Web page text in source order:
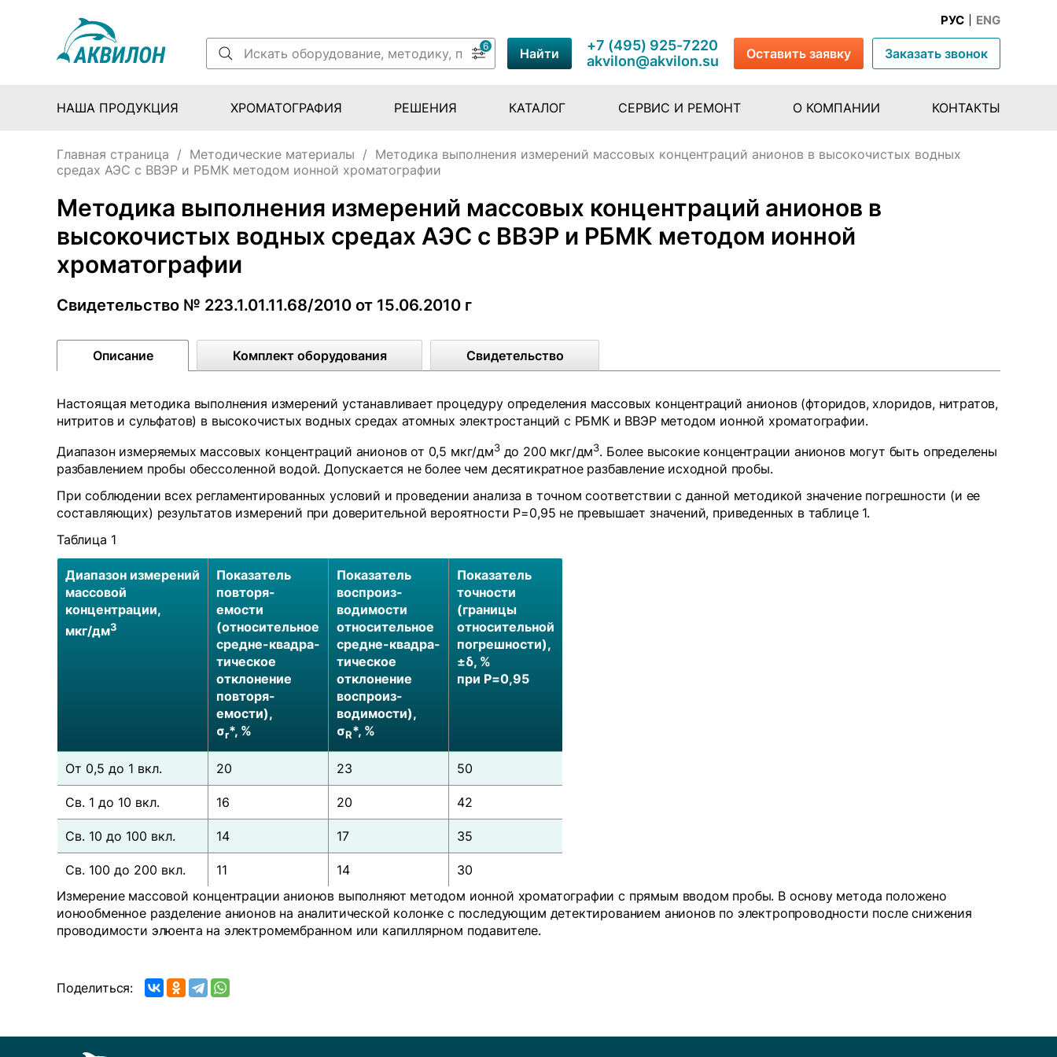
РУС ENG
6 Найти
+7 (495) 925-7220
akvilon@akvilon.su
Оставить заявку Заказать звонок
НАША ПРОДУКЦИЯ ХРОМАТОГРАФИЯ РЕШЕНИЯ КАТАЛОГ СЕРВИС И РЕМОНТ О КОМПАНИИ КОНТАКТЫ
Главная страница / Методические материалы / Методика выполнения измерений массовых концентраций анионов в высокочистых водных
средах АЭС с ВВЭР и РБМК методом ионной хроматографии
Методика выполнения измерений массовых концентраций анионов в
высокочистых водных средах АЭС с ВВЭР и РБМК методом ионной
хроматографии
Свидетельство № 223.1.01.11.68/2010 от 15.06.2010 г
Описание Комплект оборудования Свидетельство
Настоящая методика выполнения измерений устанавливает процедуру определения массовых концентраций анионов (фторидов, хлоридов, нитратов,
нитритов и сульфатов) в высокочистых водных средах атомных электростанций с РБМК и ВВЭР методом ионной хроматографии.
Диапазон измеряемых массовых концентраций анионов от 0,5 мкг/дм3до 200 мкг/дм3. Более высокие концентрации анионов могут быть определены
разбавлением пробы обессоленной водой. Допускается не более чем десятикратное разбавление исходной пробы.
При соблюдении всех регламентированных условий и проведении анализа в точном соответствии с данной методикой значение погрешности (и ее
составляющих) результатов измерений при доверительной вероятности Р=0,95 не превышает значений, приведенных в таблице 1.
Таблица 1
Диапазон измерений
массовой
концентрации,
мкг/дм3
Показатель
повторя-
емости
(относительное
средне-квадра-
тическое
отклонение
повторя-
емости),
σr*, %
Показатель
воспроиз-
водимости
относительное
средне-квадра-
тическое
отклонение
воспроиз-
водимости),
σR*, %
Показатель
точности
(границы
относительной
погрешности),
±δ, %
при Р=0,95
От 0,5 до 1 вкл. 20 23 50
Св. 1 до 10 вкл. 16 20 42
Св. 10 до 100 вкл. 14 17 35
Св. 100 до 200 вкл. 11 14
30
Измерение массовой концентрации анионов выполняют методом ионной хроматографии с прямым вводом пробы. В основу метода положено
ионообменное разделение анионов на аналитической колонке с последующим детектированием анионов по электропроводности после снижения
проводимости элюента на электромембранном или капиллярном подавителе.
Поделиться: